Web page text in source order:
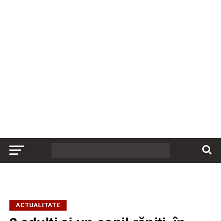
ACTUALITATE